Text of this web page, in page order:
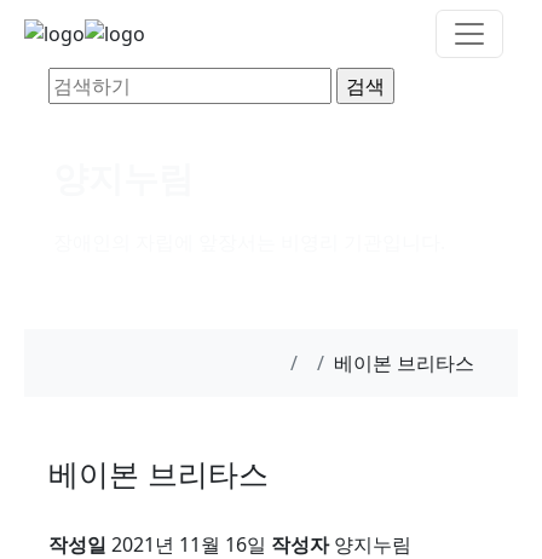
베이본 브리타스
베이본 브리타스
작성일 2021년 11월 16일 작성자양지누림